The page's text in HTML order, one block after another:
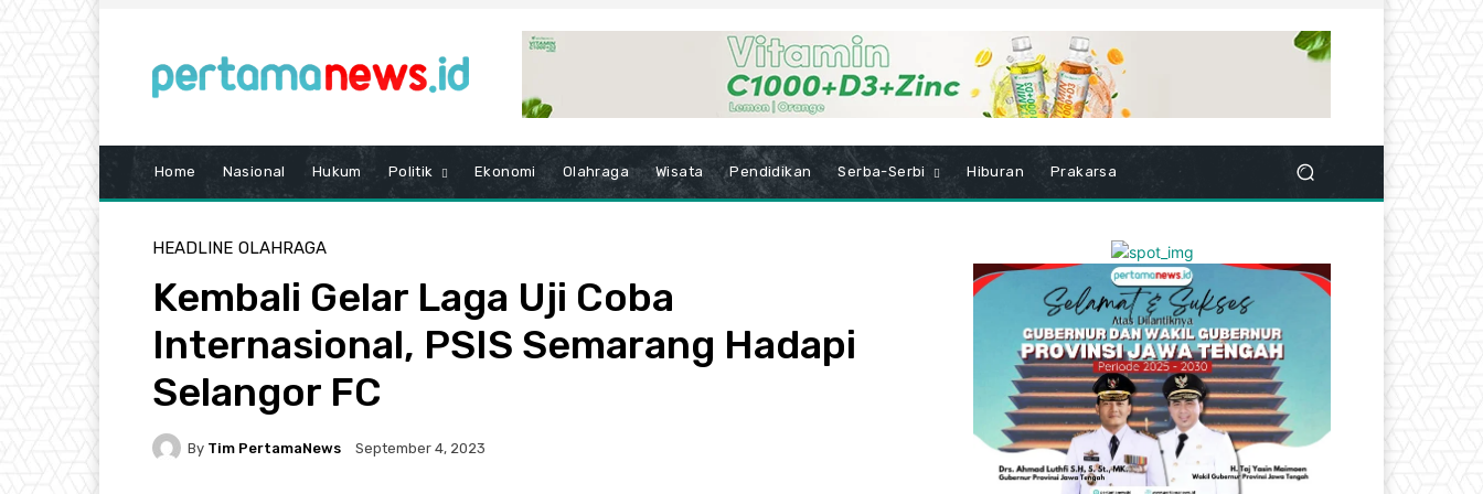
Home Nasional Hukum Politik Ekonomi Olahraga Wisata Pendidikan Serba-Serbi Hiburan Prakarsa
HEADLINE OLAHRAGA
Kembali Gelar Laga Uji Coba
Internasional, PSIS Semarang Hadapi
Selangor FC
By Tim PertamaNews September 4, 2023